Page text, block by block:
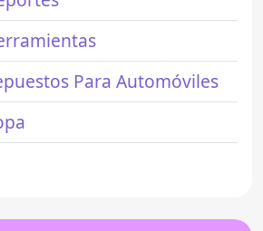
Para Automóviles